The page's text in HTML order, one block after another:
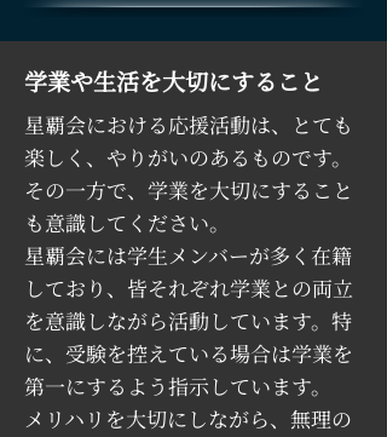
学業や生活を大切にすること
星覇会における応援活動は、とても
楽しく、やりがいのあるものです。
その一方で、学業を大切にすること
も意識してください。
星覇会には学生メンバーが多く在籍
しており、皆それぞれ学業との両立
を意識しながら活動しています。特
に、受験を控えている場合は学業を
第一にするよう指示しています。
メリハリを大切にしながら、無理の